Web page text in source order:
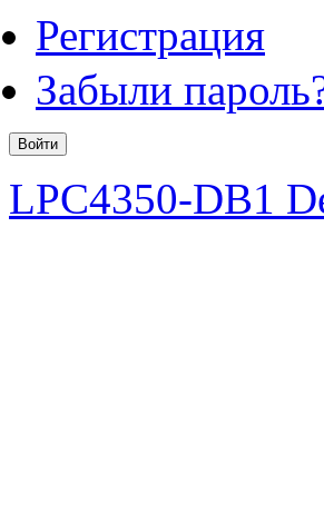
Регистрация
Забыли
LPC4350-DB1